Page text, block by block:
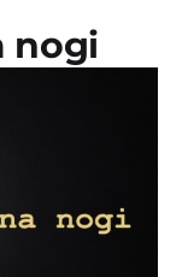
nogi